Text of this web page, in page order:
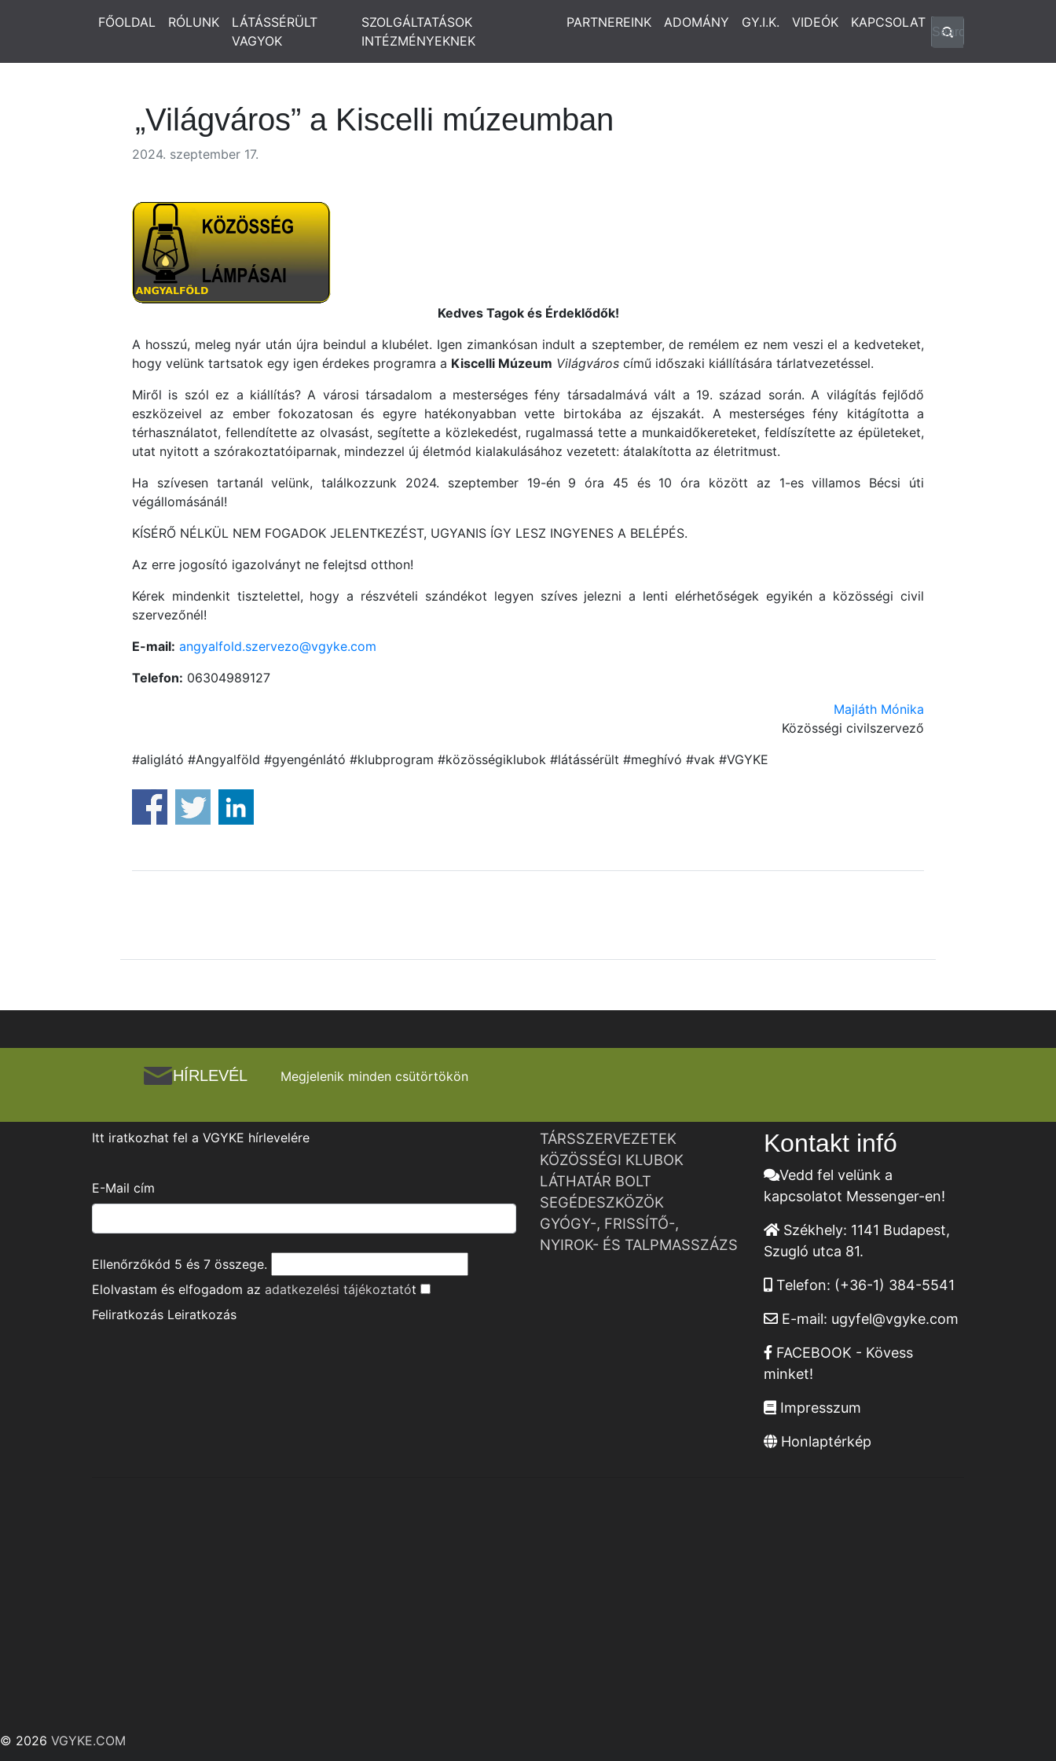
FŐOLDAL RÓLUNK
LÁTÁSSÉRÜLT
VAGYOK
SZOLGÁLTATÁSOK
INTÉZMÉNYEKNEK
PARTNEREINK ADOMÁNY GY.I.K. VIDEÓK KAPCSOLAT
„Világváros” a Kiscelli múzeumban
2024. szeptember 17.
Kedves Tagok és Érdeklődők!
A hosszú, meleg nyár után újra beindul a klubélet. Igen zimankósan indult a szeptember, de remélem ez nem veszi el a kedveteket,
hogy velünk tartsatok egy igen érdekes programra a Kiscelli Múzeum Világváros című időszaki kiállítására tárlatvezetéssel.
Miről is szól ez a kiállítás? A városi társadalom a mesterséges fény társadalmává vált a 19. század során. A világítás fejlődő
eszközeivel az ember fokozatosan és egyre hatékonyabban vette birtokába az éjszakát. A mesterséges fény kitágította a
térhasználatot, fellendítette az olvasást, segítette a közlekedést, rugalmassá tette a munkaidőkereteket, feldíszítette az épületeket,
utat nyitott a szórakoztatóiparnak, mindezzel új életmód kialakulásához vezetett: átalakította az életritmust.
Ha szívesen tartanál velünk, találkozzunk 2024. szeptember 19-én 9 óra 45 és 10 óra között az 1-es villamos Bécsi úti
végállomásánál!
KÍSÉRŐ NÉLKÜL NEM FOGADOK JELENTKEZÉST, UGYANIS ÍGY LESZ INGYENES A BELÉPÉS.
Az erre jogosító igazolványt ne felejtsd otthon!
Kérek mindenkit tisztelettel, hogy a részvételi szándékot legyen szíves jelezni a lenti elérhetőségek egyikén a közösségi civil
szervezőnél!
E-mail: angyalfold.szervezo@vgyke.com
Telefon: 06304989127
Majláth Mónika
Közösségi civilszervező
#aliglátó #Angyalföld #gyengénlátó #klubprogram #közösségiklubok #látássérült #meghívó #vak #VGYKE
HÍRLEVÉL Megjelenik minden csütörtökön
Itt iratkozhat fel a VGYKE hírlevelére
E-Mail cím
Ellenőrzőkód 5 és 7 összege.
Elolvastam és elfogadom az adatkezelési tájékoztatót
Feliratkozás Leiratkozás
TÁRSSZERVEZETEK
KÖZÖSSÉGI KLUBOK
LÁTHATÁR BOLT
SEGÉDESZKÖZÖK
GYÓGY-, FRISSÍTŐ-,
NYIROK- ÉS TALPMASSZÁZS
Kontakt infó
Vedd fel velünk a
kapcsolatot Messenger-en!
Székhely: 1141 Budapest,
Szugló utca 81.
Telefon: (+36-1) 384-5541
E-mail: ugyfel@vgyke.com
FACEBOOK - Kövess
minket!
Impresszum
Honlaptérkép
© 2026 VGYKE.COM